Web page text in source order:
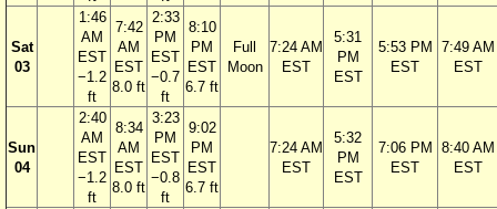
Sat
03
1:46
AM
EST
−1.2
ft
7:42
AM
EST
8.0 ft
2:33
PM
EST
−0.7
ft
8:10
PM
EST
6.7 ft
Full
Moon
7:24 AM
EST
5:31
PM
EST
5:53 PM
EST
7:49 AM
EST
Sun
04
2:40
AM
EST
−1.2
ft
8:34
AM
EST
8.0 ft
3:23
PM
EST
−0.8
ft
9:02
PM
EST
6.7 ft
7:24 AM
EST
5:32
PM
EST
7:06 PM
EST
8:40 AM
EST